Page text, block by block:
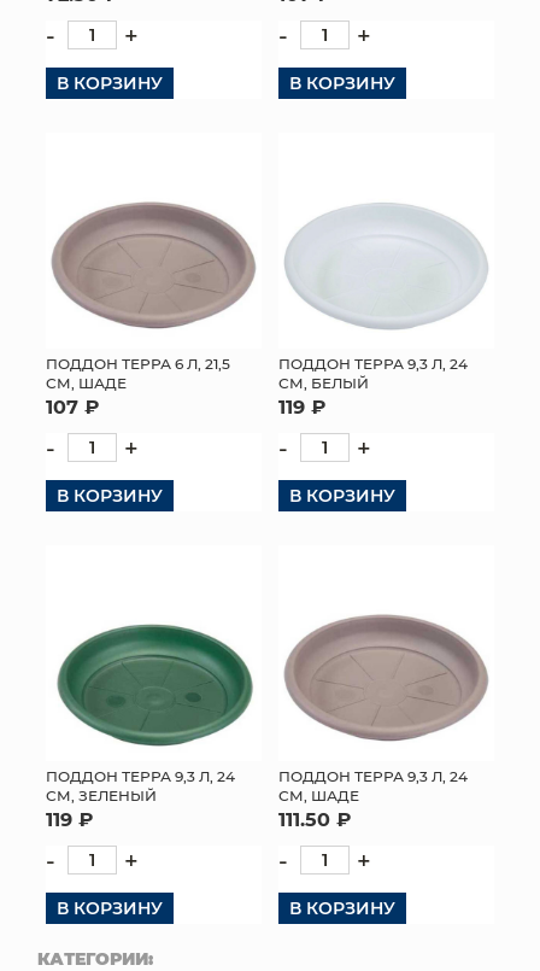
- +
В КОРЗИНУ
- +
В КОРЗИНУ
ПОДДОН ТЕРРА 6 Л, 21,5
СМ, ШАДЕ
107 ₽
- +
В КОРЗИНУ
ПОДДОН ТЕРРА 9,3 Л, 24
СМ, БЕЛЫЙ
119 ₽
- +
В КОРЗИНУ
ПОДДОН ТЕРРА 9,3 Л, 24
СМ, ЗЕЛЕНЫЙ
119 ₽
- +
В КОРЗИНУ
ПОДДОН ТЕРРА 9,3 Л, 24
СМ, ШАДЕ
111.50 ₽
- +
В КОРЗИНУ
КАТЕГОРИИ: